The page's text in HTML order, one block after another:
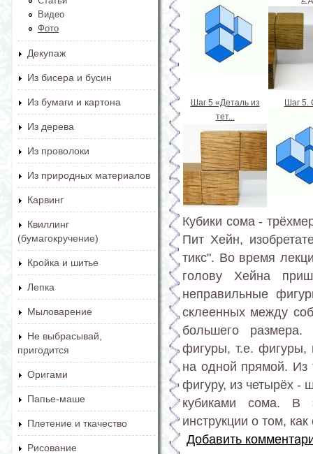
Видео
Фото
Декупаж
Из бисера и бусин
Из бумаги и картона
Из дерева
Из проволоки
Из природных материалов
Карвинг
Квиллинг
(бумагокручение)
Кройка и шитье
Лепка
Мыловарение
Не выбрасывай,
пригодится
Оригами
Папье-маше
Плетение и ткачество
Рисование
Шаг 5 «Деталь из
тет...
Шаг 5.
Кубики сома -
Пит Хейн,
тикс". Во время
голову Хейна
неправильные
склеенных между
большего
фигуры, т.е. фигуры,
на одной прямой. Из
фигуру, из четырёх -
кубиками сома. В
инструкции о том,
Добавить